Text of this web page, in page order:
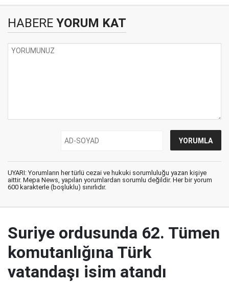
HABERE YORUM KAT
UYARI: Yorumların her türlü cezai ve hukuki sorumluluğu yazan kişiye
aittir. Mepa News, yapılan yorumlardan sorumlu değildir. Her bir yorum
600 karakterle (boşluklu) sınırlıdır.
Suriye ordusunda 62. Tümen
komutanlığına Türk
vatandaşı isim atandı